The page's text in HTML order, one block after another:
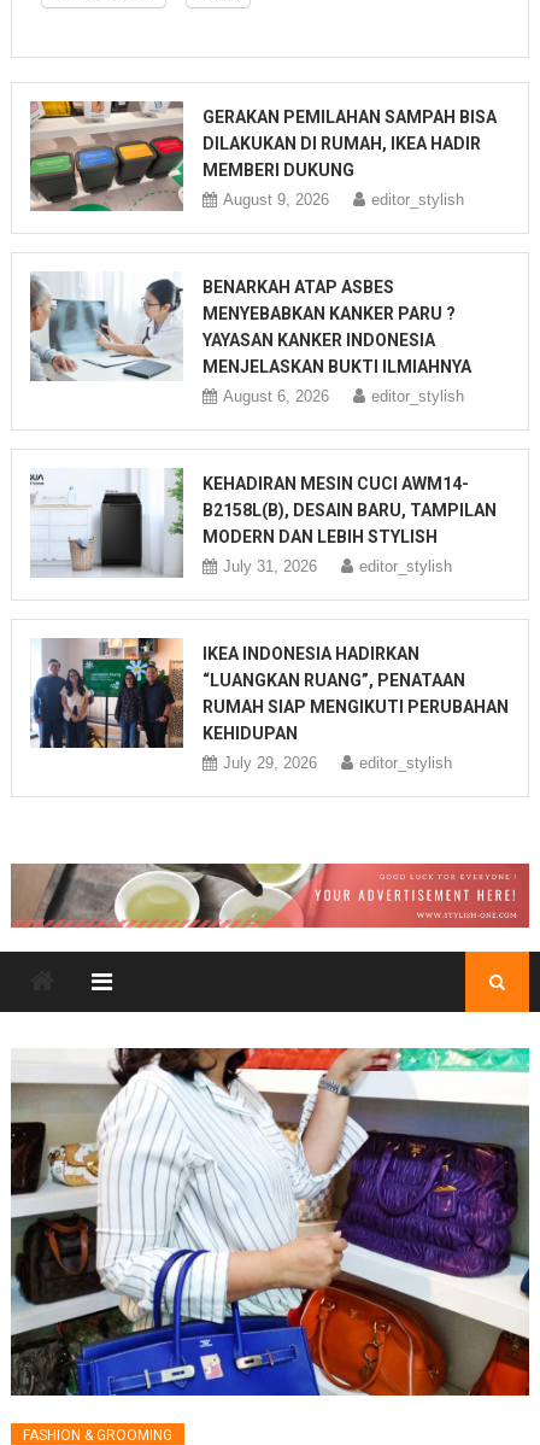
GERAKAN PEMILAHAN SAMPAH BISA
DILAKUKAN DI RUMAH, IKEA HADIR
MEMBERI DUKUNG
August 9, 2026 editor_stylish
BENARKAH ATAP ASBES
MENYEBABKAN KANKER PARU ?
YAYASAN KANKER INDONESIA
MENJELASKAN BUKTI ILMIAHNYA
August 6, 2026 editor_stylish
KEHADIRAN MESIN CUCI AWM14-
B2158L(B), DESAIN BARU, TAMPILAN
MODERN DAN LEBIH STYLISH
July 31, 2026 editor_stylish
IKEA INDONESIA HADIRKAN
“LUANGKAN RUANG”, PENATAAN
RUMAH SIAP MENGIKUTI PERUBAHAN
KEHIDUPAN
July 29, 2026 editor_stylish
FASHION & GROOMING